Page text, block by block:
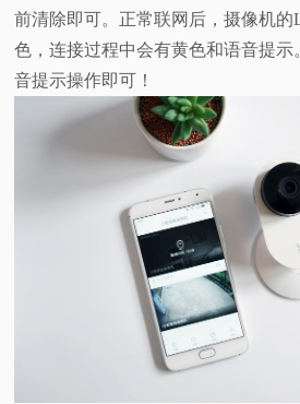
前清除即可。正常联网后，摄像机
色，连接过程中会有黄色和语音提示
音提示操作即可！